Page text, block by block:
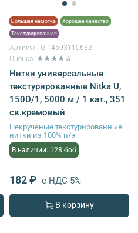
Большая намотка Хорошее качество
Текстурированная
Артикул: G-14593110632
Оценка: ★★★★☆
Нитки универсальные
текстурированные Nitka U,
150D/1, 5000 м / 1 кат., 351
св.кремовый
Некрученые текстурированные
нитки из 100% п/э
В наличии: 128 боб
182 ₽ с НДС 5%
В корзину